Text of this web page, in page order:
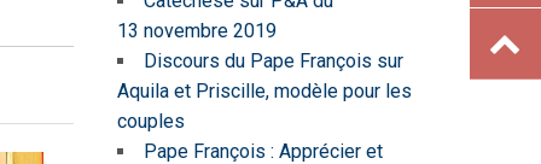
13 novembre 2019
Discours du Pape François sur
Aquila et Priscille, modèle pour les
couples
Pape François : Apprécier et